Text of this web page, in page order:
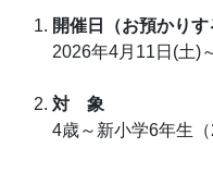
開催日（お預かりす
2026年4月11日(土)
対 象
4歳～新小学6年生（